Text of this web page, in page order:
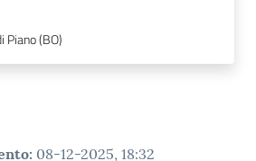
Piano (BO)
: 08-12-2025, 18:32